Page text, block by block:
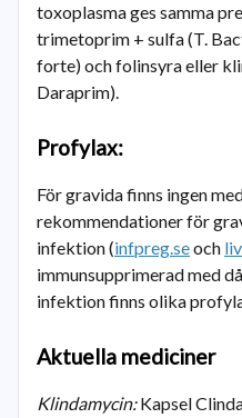
toxoplasma ges samma
trimetoprim + sulfa (T.
forte) och folinsyra eller
Daraprim).
Profylax:
För gravida finns ingen
rekommendationer för
infektion (infpreg.seoch
immunsupprimerad med
infektion finns olika
Aktuella mediciner
Klindamycin:Kapsel